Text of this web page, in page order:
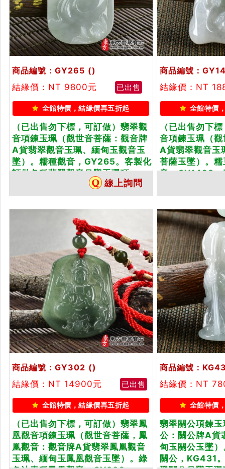
商品編號：GY265 ()
結緣價：NT 9800元
已出售
全館特價，結緣價再五折起
（已出售勿下標，可訂做）翡翠觀
音項鍊玉珮（觀世音菩薩：觀音牌
A貨翡翠觀音玉珮、緬甸玉觀音玉
墜）。糯種觀音，GY265。客製化
訂做各種翡翠觀音吊墜玉珮項...
線上詢問
商品編號：
結緣價：NT
全館特價
（已出售勿下
音項鍊玉珮（
A貨翡翠觀音玉
菩薩玉墜）。
音，GY1428
商品編號：GY302 ()
結緣價：NT 14900元
已出售
全館特價，結緣價再五折起
（已出售勿下標，可訂做）翡翠鳳
凰觀音項鍊玉珮（觀世音菩薩，鳳
凰觀音：觀音牌A貨翡翠鳳凰觀音
玉珮、緬甸玉鳳凰觀音玉墜）。綠
商品編號：
結緣價：NT
全館特價
翡翠關公項鍊
公：關公牌A貨
甸玉關公玉墜
關公，KG431